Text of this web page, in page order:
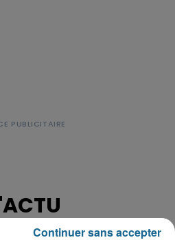
Continuer sans accepter